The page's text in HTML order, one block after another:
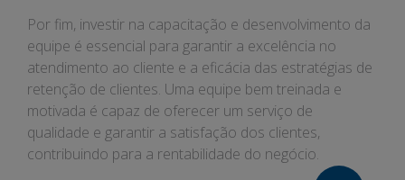
Por fim, investir na capacitação e desenvolvimento da
equipe é essencial para garantir a excelência no
atendimento ao cliente e a eficácia das estratégias de
retenção de clientes. Uma equipe bem treinada e
motivada é capaz de oferecer um serviço de
qualidade e garantir a satisfação dos clientes,
contribuindo para a rentabilidade do negócio.